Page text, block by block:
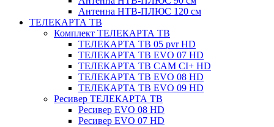
Антенна НТВ-ПЛЮС 120 см
ТЕЛЕКАРТА ТВ
Комплект ТЕЛЕКАРТА ТВ
ТЕЛЕКАРТА ТВ 05 pvr HD
ТЕЛЕКАРТА ТВ EVO 07 HD
ТЕЛЕКАРТА ТВ CAM CI+ HD
ТЕЛЕКАРТА ТВ EVO 08 HD
ТЕЛЕКАРТА ТВ EVO 09 HD
Ресивер ТЕЛЕКАРТА ТВ
Ресивер EVO 08 HD
Ресивер EVO 07 HD